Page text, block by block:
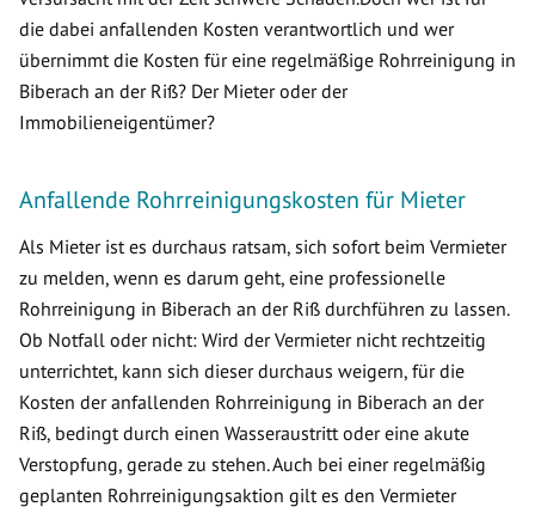
die dabei anfallenden Kosten verantwortlich und wer
übernimmt die Kosten für eine regelmäßige Rohrreinigung in
Biberach an der Riß? Der Mieter oder der
Immobilieneigentümer?
Anfallende Rohrreinigungskosten für Mieter
Als Mieter ist es durchaus ratsam, sich sofort beim Vermieter
zu melden, wenn es darum geht, eine professionelle
Rohrreinigung in Biberach an der Riß durchführen zu lassen.
Ob Notfall oder nicht: Wird der Vermieter nicht rechtzeitig
unterrichtet, kann sich dieser durchaus weigern, für die
Kosten der anfallenden Rohrreinigung in Biberach an der
Riß, bedingt durch einen Wasseraustritt oder eine akute
Verstopfung, gerade zu stehen. Auch bei einer regelmäßig
geplanten Rohrreinigungsaktion gilt es den Vermieter